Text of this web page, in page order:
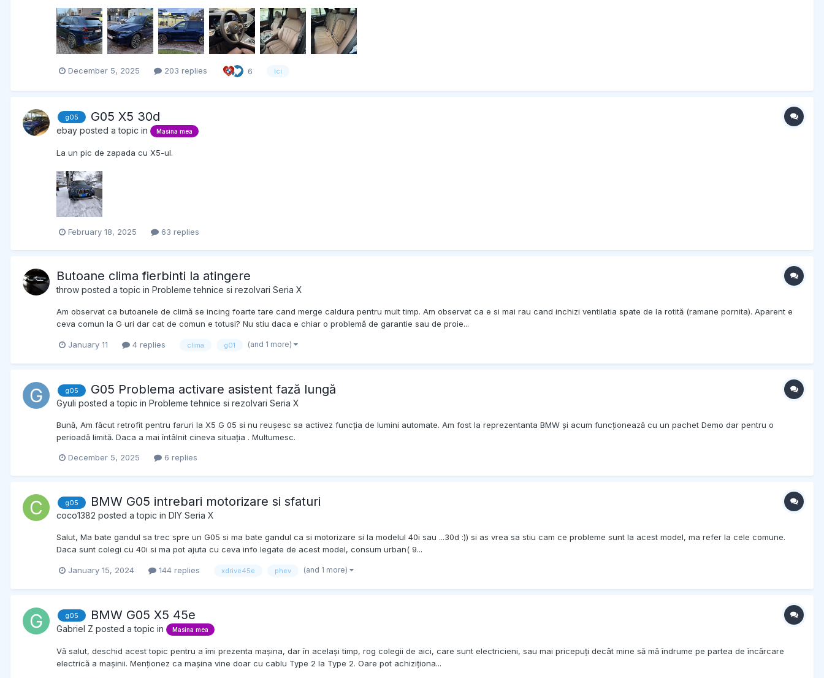
December 5, 2025 203 replies 6 lci
g05 G05 X5 30d
ebay posted a topic in Masina mea
La un pic de zapada cu X5-ul.
February 18, 2025 63 replies
Butoane clima fierbinti la atingere
throw posted a topic in Probleme tehnice si rezolvari Seria X
Am observat ca butoanele de climă se incing foarte tare cand merge caldura pentru mult timp. Am observat ca e si mai rau cand inchizi ventilatia spate de la rotită (ramane pornita). Aparent e
ceva comun la G uri dar cat de comun e totusi? Nu stiu daca e chiar o problemă de garantie sau de proie...
January 11 4 replies clima g01 (and 1 more)
g05 G05 Problema activare asistent fază lungă
Gyuli posted a topic in Probleme tehnice si rezolvari Seria X
Bună, Am făcut retrofit pentru faruri la X5 G 05 si nu reușesc sa activez funcția de lumini automate. Am fost la reprezentanta BMW și acum funcționează cu un pachet Demo dar pentru o
perioadă limită. Daca a mai întâlnit cineva situația . Multumesc.
December 5, 2025 6 replies
g05 BMW G05 intrebari motorizare si sfaturi
coco1382 posted a topic in DIY Seria X
Salut, Ma bate gandul sa trec spre un G05 si ma bate gandul ca si motorizare si la modelul 40i sau ...30d :)) si as vrea sa stiu cam ce probleme sunt la acest model, ma refer la cele comune.
Daca sunt colegi cu 40i si ma pot ajuta cu ceva info legate de acest model, consum urban( 9...
January 15, 2024 144 replies xdrive45e phev (and 1 more)
g05 BMW G05 X5 45e
Gabriel Z posted a topic in Masina mea
Vă salut, deschid acest topic pentru a îmi prezenta mașina, dar în același timp, rog colegii de aici, care sunt electricieni, sau mai pricepuți decât mine să mă îndrume pe partea de încărcare
electrică a mașinii. Menționez ca mașina vine doar cu cablu Type 2 la Type 2. Oare pot achiziționa...